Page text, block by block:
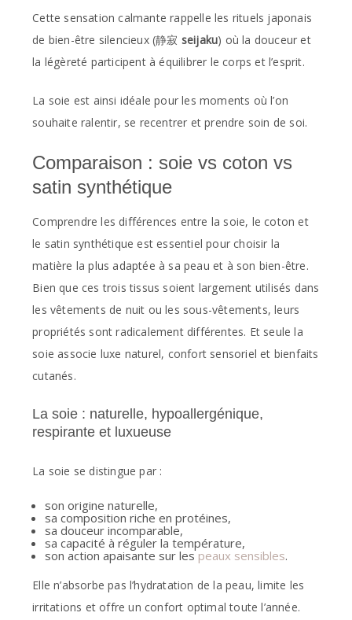
Cette sensation calmante rappelle les rituels japonais
de bien-être silencieux (静寂 seijaku) où la douceur et
la légèreté participent à équilibrer le corps et l’esprit.
La soie est ainsi idéale pour les moments où l’on
souhaite ralentir, se recentrer et prendre soin de soi.
Comparaison : soie vs coton vs
satin synthétique
Comprendre les différences entre la soie, le coton et
le satin synthétique est essentiel pour choisir la
matière la plus adaptée à sa peau et à son bien-être.
Bien que ces trois tissus soient largement utilisés dans
les vêtements de nuit ou les sous-vêtements, leurs
propriétés sont radicalement différentes. Et seule la
soie associe luxe naturel, confort sensoriel et bienfaits
cutanés.
La soie : naturelle, hypoallergénique,
respirante et luxueuse
La soie se distingue par :
son origine naturelle,
sa composition riche en protéines,
sa douceur incomparable,
sa capacité à réguler la température,
son action apaisante sur les peaux sensibles.
Elle n’absorbe pas l’hydratation de la peau, limite les
irritations et offre un confort optimal toute l’année.